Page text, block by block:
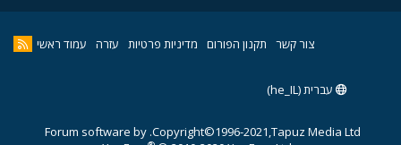
צור קשר תקנון הפורום מדיניות פרטיות עזרה עמוד ראשי
עברית (he_IL)
Copyright©1996-2021,Tapuz Media Ltd.
Forum software by